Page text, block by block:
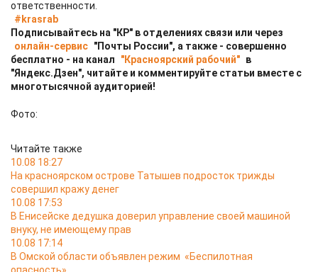
ответственности.
#krasrab
Подписывайтесь на "КР" в отделениях связи или через
онлайн-сервис "Почты России", а также - совершенно
бесплатно - на канал
"Красноярский рабочий" в
"Яндекс.Дзен", читайте и комментируйте статьи вместе с
многотысячной аудиторией!
Фото:
Читайте также
10.08 18:27
На красноярском острове Татышев подросток трижды
совершил кражу денег
10.08 17:53
В Енисейске дедушка доверил управление своей машиной
внуку, не имеющему прав
10.08 17:14
В Омской области объявлен режим «Беспилотная